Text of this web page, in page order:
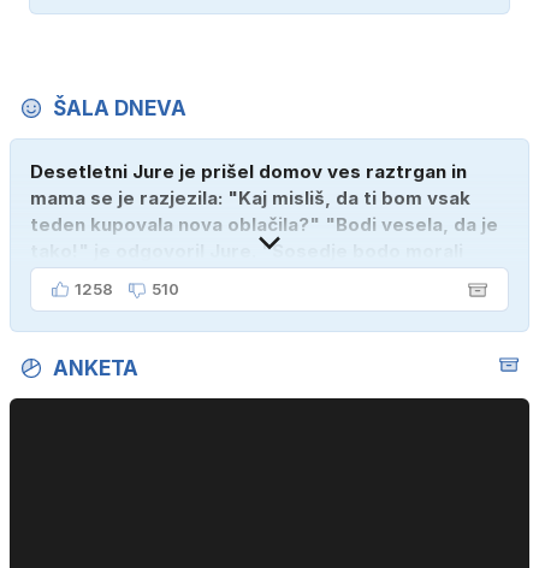
ŠALA DNEVA
Desetletni Jure je prišel domov ves raztrgan in
mama se je razjezila: "Kaj misliš, da ti bom vsak
teden kupovala nova oblačila?" "Bodi vesela, da je
tako!" je odgovoril Jure. "Sosedje bodo morali
kupiti novega sina, tako sem ga prebutal!"
1258 510
ANKETA